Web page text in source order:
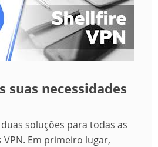
suas necessidades
soluções para todas as
VPN. Em primeiro lugar,